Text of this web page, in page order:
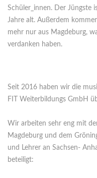
Schüler_innen. Der Jüngste
Jahre alt. Außerdem
mehr nur aus Magdeburg,
verdanken haben.
Seit 2016 haben wir die
FIT Weiterbildungs GmbH
Wir arbeiten sehr eng mit
Magdeburg und dem
und Lehrer an Sachsen-
beteiligt: